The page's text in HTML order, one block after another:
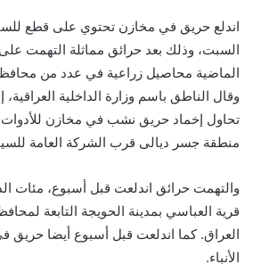
اندلع حريق في مخازن تحتوي على قطع
السبت، وذلك بعد حرائق مماثلة التهمت على
الماضية محاصيل زراعية في عدد من
وقال الناطق باسم وزارة الداخلية
تحاول إخماد حريق نشب في مخازن للأدوات
منطقة جسر ديالى قرب الشركة العامة
والتهمت حرائق اندلعت قبل أسبوع، مئات
قرية العباسي بمدينة الحويجة التابعة
العراق. كما اندلعت قبل أسبوع أيضا حريق
الأنباء.